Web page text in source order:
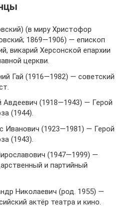
(в миру Христофор
1869—1906) — епископ
викарий Херсонской епархии
церкви.
Гай (1916—1982) — советский
Авдеевич (1918—1943) — Герой
(1944).
Иванович (1923—1981) — Герой
(1943).
(1947—1999) —
и партийный
Николаевич (род. 1955) —
актёр театра и кино.